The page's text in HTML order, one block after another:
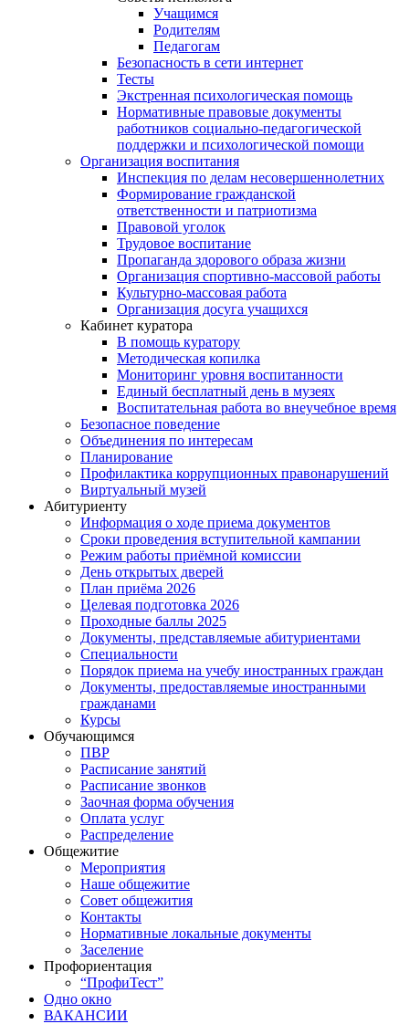
Учащимся
Родителям
Педагогам
Безопасность в сети интернет
Тесты
Экстренная психологическая помощь
Нормативные правовые документы
работников социально-педагогической
поддержки и психологической помощи
Организация воспитания
Инспекция по делам несовершеннолетних
Формирование гражданской
ответственности и патриотизма
Правовой уголок
Трудовое воспитание
Пропаганда здорового образа жизни
Организация спортивно-массовой работы
Культурно-массовая работа
Организация досуга учащихся
Кабинет куратора
В помощь куратору
Методическая копилка
Мониторинг уровня воспитанности
Единый бесплатный день в музеях
Воспитательная работа во внеучебное время
Безопасное поведение
Объединения по интересам
Планирование
Профилактика коррупционных правонарушений
Виртуальный музей
Абитуриенту
Информация о ходе приема документов
Сроки проведения вступительной кампании
Режим работы приёмной комиссии
День открытых дверей
План приёма 2026
Целевая подготовка 2026
Проходные баллы 2025
Документы, представляемые абитуриентами
Специальности
Порядок приема на учебу иностранных граждан
Документы, предоставляемые иностранными
гражданами
Курсы
Обучающимся
ПВР
Расписание занятий
Расписание звонков
Заочная форма обучения
Оплата услуг
Распределение
Общежитие
Мероприятия
Наше общежитие
Совет общежития
Контакты
Нормативные локальные документы
Заселение
Профориентация
“ПрофиТест”
Одно окно
ВАКАНСИИ